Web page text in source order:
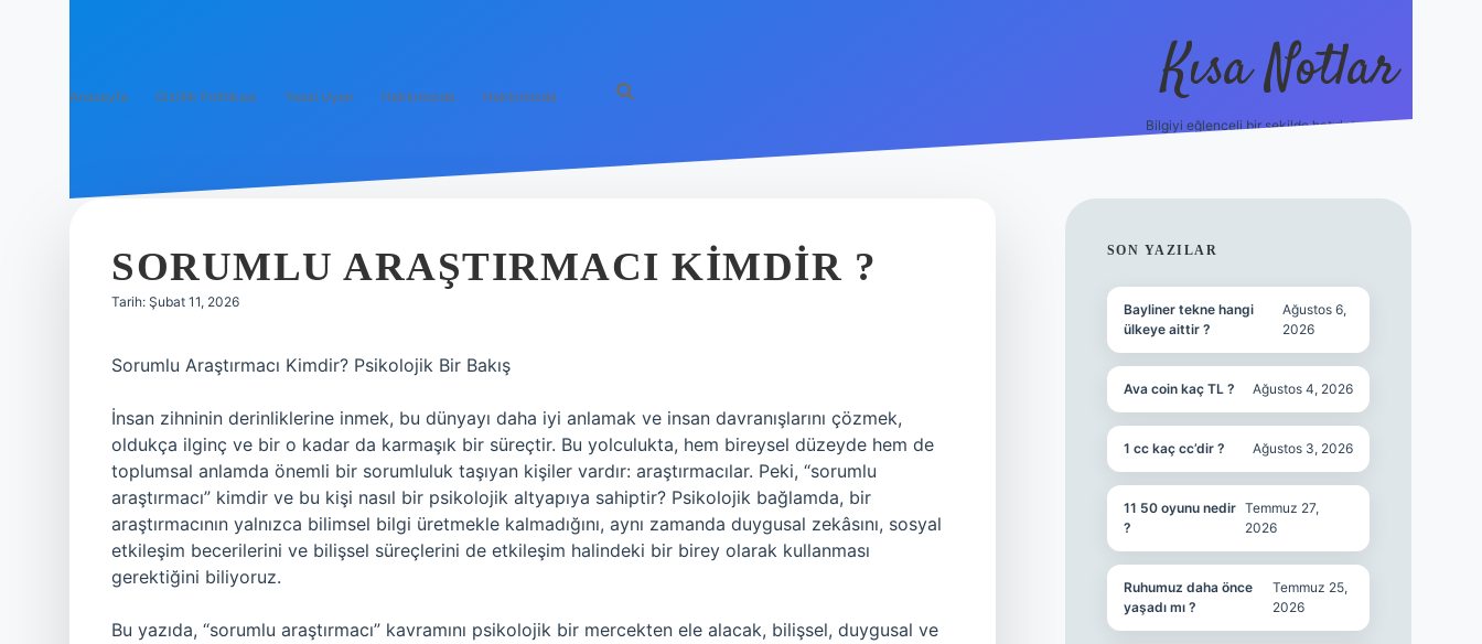
Anasayfa Gizlilik Politikası Yasal Uyarı Hakkımızda Hakkımızda Kısa Notlar
Bilgiyi eğlenceli bir şekilde hatırlatan durak.
SORUMLU ARAŞTIRMACI KIMDIR ?
Tarih: Şubat 11, 2026
Sorumlu Araştırmacı Kimdir? Psikolojik Bir Bakış
İnsan zihninin derinliklerine inmek, bu dünyayı daha iyi anlamak ve insan davranışlarını çözmek,
oldukça ilginç ve bir o kadar da karmaşık bir süreçtir. Bu yolculukta, hem bireysel düzeyde hem de
toplumsal anlamda önemli bir sorumluluk taşıyan kişiler vardır: araştırmacılar. Peki, “sorumlu
araştırmacı” kimdir ve bu kişi nasıl bir psikolojik altyapıya sahiptir? Psikolojik bağlamda, bir
araştırmacının yalnızca bilimsel bilgi üretmekle kalmadığını, aynı zamanda duygusal zekâsını, sosyal
etkileşim becerilerini ve bilişsel süreçlerini de etkileşim halindeki bir birey olarak kullanması
gerektiğini biliyoruz.
Bu yazıda, “sorumlu araştırmacı” kavramını psikolojik bir mercekten ele alacak, bilişsel, duygusal ve
SIDEBAR
SON YAZILAR
Bayliner tekne hangi
ülkeye aittir ?
Ağustos 6,
2026
Ava coin kaç TL ? Ağustos 4, 2026
1 cc kaç cc’dir ? Ağustos 3, 2026
11 50 oyunu nedir
?
Temmuz 27,
2026
Ruhumuz daha önce
yaşadı mı ?
Temmuz 25,
2026
tulipbet